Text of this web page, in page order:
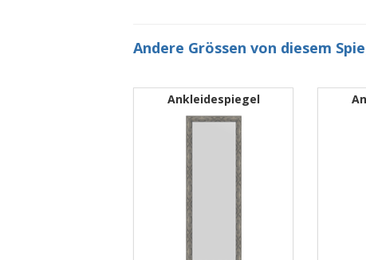
Andere Grössen von diesem
Ankleidespiegel